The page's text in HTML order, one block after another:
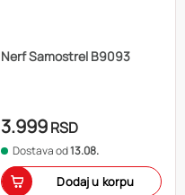
Nerf Samostrel B9093
3.999RSD
Dostava od13.08.
Dodaj u korpu